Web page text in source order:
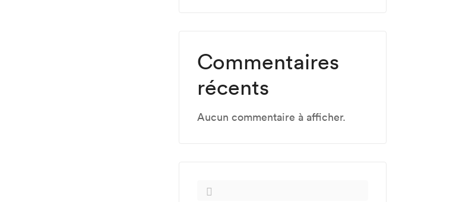
Commentaires
récents
Aucun commentaire à afficher.